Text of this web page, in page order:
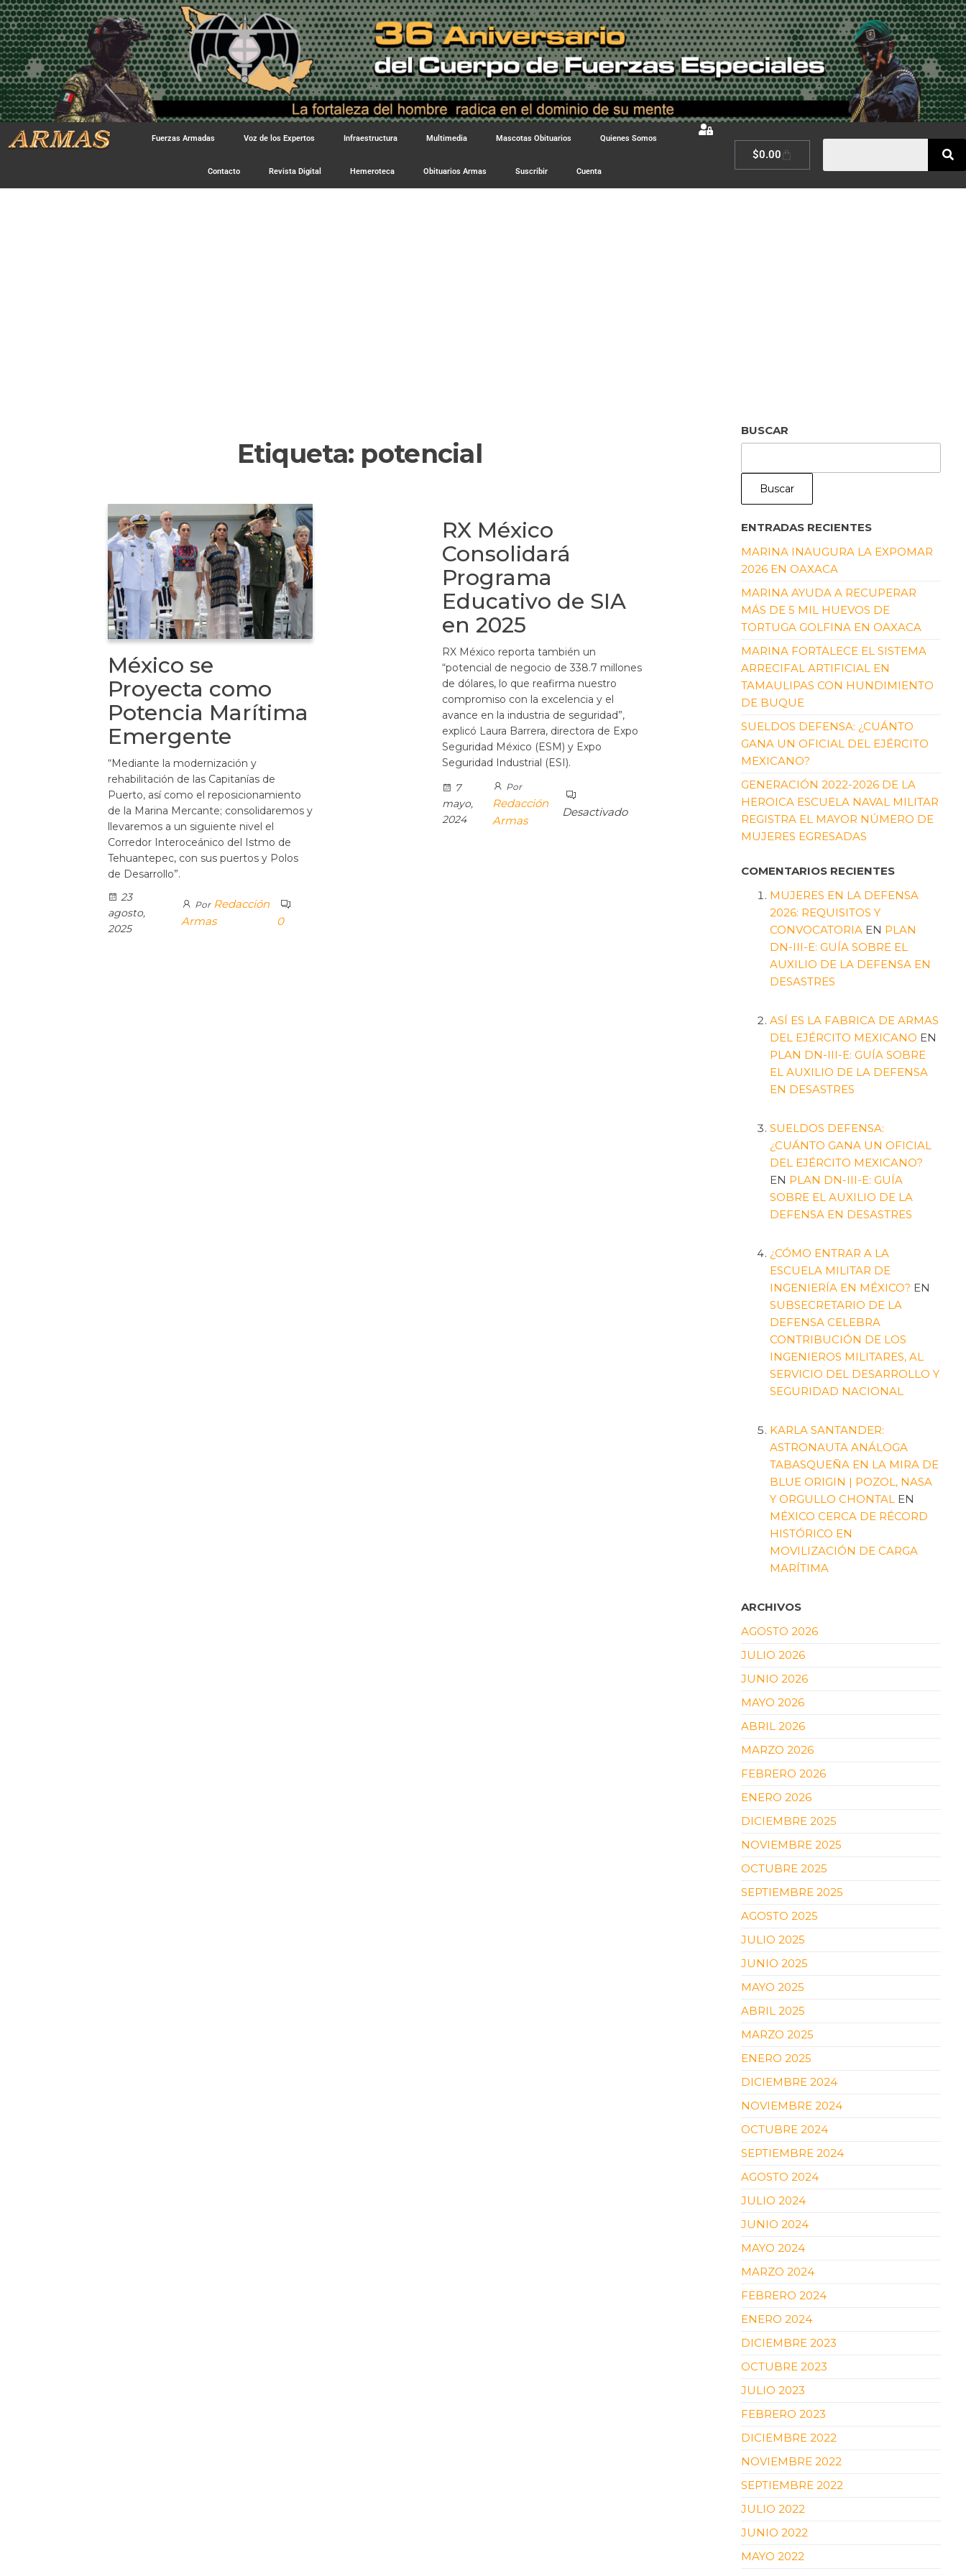
Fuerzas Armadas Voz de los Expertos Infraestructura Multimedia Mascotas Obituarios Quienes Somos
Contacto Revista Digital Hemeroteca Obituarios Armas Suscribir Cuenta
$0.00
Etiqueta: potencial
México se
Proyecta como
Potencia Marítima
Emergente
“Mediante la modernización y
rehabilitación de las Capitanías de
Puerto, así como el reposicionamiento
de la Marina Mercante; consolidaremos y
llevaremos a un siguiente nivel el
Corredor Interoceánico del Istmo de
Tehuantepec, con sus puertos y Polos
de Desarrollo”.
23
agosto,
2025
Por Redacción
Armas
0
RX México
Consolidará
Programa
Educativo de SIA
en 2025
RX México reporta también un
“potencial de negocio de 338.7 millones
de dólares, lo que reafirma nuestro
compromiso con la excelencia y el
avance en la industria de seguridad”,
explicó Laura Barrera, directora de Expo
Seguridad México (ESM) y Expo
Seguridad Industrial (ESI).
7
mayo,
2024
Por
Redacción
Armas
Desactivado
BUSCAR
Buscar
ENTRADAS RECIENTES
MARINA INAUGURA LA EXPOMAR
2026 EN OAXACA
MARINA AYUDA A RECUPERAR
MÁS DE 5 MIL HUEVOS DE
TORTUGA GOLFINA EN OAXACA
MARINA FORTALECE EL SISTEMA
ARRECIFAL ARTIFICIAL EN
TAMAULIPAS CON HUNDIMIENTO
DE BUQUE
SUELDOS DEFENSA: ¿CUÁNTO
GANA UN OFICIAL DEL EJÉRCITO
MEXICANO?
GENERACIÓN 2022-2026 DE LA
HEROICA ESCUELA NAVAL MILITAR
REGISTRA EL MAYOR NÚMERO DE
MUJERES EGRESADAS
COMENTARIOS RECIENTES
MUJERES EN LA DEFENSA
2026: REQUISITOS Y
CONVOCATORIA EN PLAN
DN-III-E: GUÍA SOBRE EL
AUXILIO DE LA DEFENSA EN
DESASTRES
ASÍ ES LA FABRICA DE ARMAS
DEL EJÉRCITO MEXICANO EN
PLAN DN-III-E: GUÍA SOBRE
EL AUXILIO DE LA DEFENSA
EN DESASTRES
SUELDOS DEFENSA:
¿CUÁNTO GANA UN OFICIAL
DEL EJÉRCITO MEXICANO?
EN PLAN DN-III-E: GUÍA
SOBRE EL AUXILIO DE LA
DEFENSA EN DESASTRES
¿CÓMO ENTRAR A LA
ESCUELA MILITAR DE
INGENIERÍA EN MÉXICO? EN
SUBSECRETARIO DE LA
DEFENSA CELEBRA
CONTRIBUCIÓN DE LOS
INGENIEROS MILITARES, AL
SERVICIO DEL DESARROLLO Y
SEGURIDAD NACIONAL
KARLA SANTANDER:
ASTRONAUTA ANÁLOGA
TABASQUEÑA EN LA MIRA DE
BLUE ORIGIN | POZOL, NASA
Y ORGULLO CHONTAL EN
MÉXICO CERCA DE RÉCORD
HISTÓRICO EN
MOVILIZACIÓN DE CARGA
MARÍTIMA
ARCHIVOS
AGOSTO 2026
JULIO 2026
JUNIO 2026
MAYO 2026
ABRIL 2026
MARZO 2026
FEBRERO 2026
ENERO 2026
DICIEMBRE 2025
NOVIEMBRE 2025
OCTUBRE 2025
SEPTIEMBRE 2025
AGOSTO 2025
JULIO 2025
JUNIO 2025
MAYO 2025
ABRIL 2025
MARZO 2025
ENERO 2025
DICIEMBRE 2024
NOVIEMBRE 2024
OCTUBRE 2024
SEPTIEMBRE 2024
AGOSTO 2024
JULIO 2024
JUNIO 2024
MAYO 2024
MARZO 2024
FEBRERO 2024
ENERO 2024
DICIEMBRE 2023
OCTUBRE 2023
JULIO 2023
FEBRERO 2023
DICIEMBRE 2022
NOVIEMBRE 2022
SEPTIEMBRE 2022
JULIO 2022
JUNIO 2022
MAYO 2022